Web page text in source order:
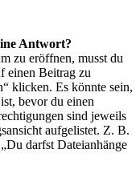
Antwort?
zu eröffnen, musst du
einen Beitrag zu
klicken. Es könnte sein,
bevor du einen
sind jeweils
aufgelistet. Z. B.
darfst Dateianhänge